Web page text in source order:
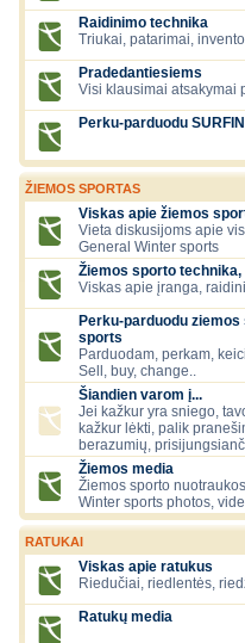
Raidinimo technika
Triukai, patarimai,
Pradedantiesiems
Visi klausimai atsakymai
Perku-parduodu
ŽIEMOS SPORTAS
Viskas apie žiemos
Vieta diskusijoms apie
General Winter sports
Žiemos sporto
Viskas apie įranga,
Perku-parduodu
sports
Parduodam, perkam,
Sell, buy, change..
Šiandien varom į...
Jei kažkur yra sniego,
kažkur lėkti, palik
berazumių,
Žiemos media
Žiemos sporto
Winter sports photos,
RATUKAI
Viskas apie ratukus
Riedučiai, riedlentės,
Ratukų media